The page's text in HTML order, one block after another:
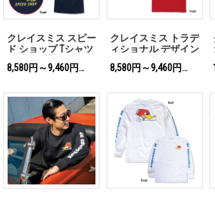
クレイスミス スピー
ド ショップ Tシャツ
8,580円～9,460円
(税込)
クレイスミス トラデ
ィショナル デザイン
8,580円～9,460円
(税込)